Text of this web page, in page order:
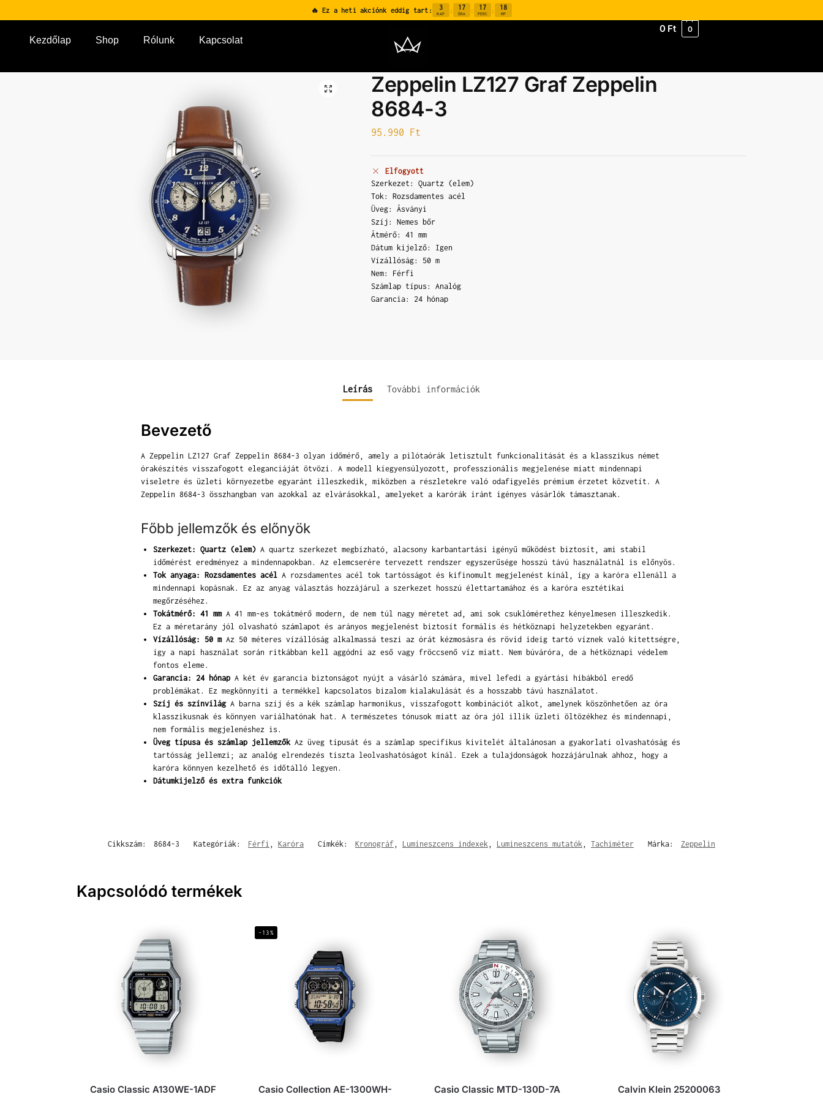
🔥 Ez a heti akciónk eddig tart: 3
NAP : 17
ÓRA : 17
PERC : 18
MP
Kezdőlap Shop Rólunk Kapcsolat
0 Ft 0
Zeppelin LZ127 Graf Zeppelin
8684-3
95.990 Ft
Elfogyott
Szerkezet: Quartz (elem)
Tok: Rozsdamentes acél
Üveg: Ásványi
Szíj: Nemes bőr
Átmérő: 41 mm
Dátum kijelző: Igen
Vízállóság: 50 m
Nem: Férfi
Számlap típus: Analóg
Garancia: 24 hónap
Leírás További információk
Bevezető
A Zeppelin LZ127 Graf Zeppelin 8684-3 olyan időmérő, amely a pilótaórák letisztult funkcionalitását és a klasszikus német
órakészítés visszafogott eleganciáját ötvözi. A modell kiegyensúlyozott, professzionális megjelenése miatt mindennapi
viseletre és üzleti környezetbe egyaránt illeszkedik, miközben a részletekre való odafigyelés prémium érzetet közvetít. A
Zeppelin 8684-3 összhangban van azokkal az elvárásokkal, amelyeket a karórák iránt igényes vásárlók támasztanak.
Főbb jellemzők és előnyök
Szerkezet: Quartz (elem)A quartz szerkezet megbízható, alacsony karbantartási igényű működést biztosít, ami stabil
időmérést eredményez a mindennapokban. Az elemcserére tervezett rendszer egyszerűsége hosszú távú használatnál is előnyös.
Tok anyaga: Rozsdamentes acélA rozsdamentes acél tok tartósságot és kifinomult megjelenést kínál, így a karóra ellenáll a
mindennapi kopásnak. Ez az anyag választás hozzájárul a szerkezet hosszú élettartamához és a karóra esztétikai
megőrzéséhez.
Tokátmérő: 41 mmA 41 mm-es tokátmérő modern, de nem túl nagy méretet ad, ami sok csuklómérethez kényelmesen illeszkedik.
Ez a méretarány jól olvasható számlapot és arányos megjelenést biztosít formális és hétköznapi helyzetekben egyaránt.
Vízállóság: 50 mAz 50 méteres vízállóság alkalmassá teszi az órát kézmosásra és rövid ideig tartó víznek való kitettségre,
így a napi használat során ritkábban kell aggódni az eső vagy fröccsenő víz miatt. Nem búváróra, de a hétköznapi védelem
fontos eleme.
Garancia: 24 hónapA két év garancia biztonságot nyújt a vásárló számára, mivel lefedi a gyártási hibákból eredő
problémákat. Ez megkönnyíti a termékkel kapcsolatos bizalom kialakulását és a hosszabb távú használatot.
Szíj és színvilágA barna szíj és a kék számlap harmonikus, visszafogott kombinációt alkot, amelynek köszönhetően az óra
klasszikusnak és könnyen variálhatónak hat. A természetes tónusok miatt az óra jól illik üzleti öltözékhez és mindennapi,
nem formális megjelenéshez is.
Üveg típusa és számlap jellemzőkAz üveg típusát és a számlap specifikus kivitelét általánosan a gyakorlati olvashatóság és
tartósság jellemzi; az analóg elrendezés tiszta leolvashatóságot kínál. Ezek a tulajdonságok hozzájárulnak ahhoz, hogy a
karóra könnyen kezelhető és időtálló legyen.
Dátumkijelző és extra funkciók
Cikkszám: 8684-3 Kategóriák: Férfi , Karóra Címkék: Kronográf, Lumineszcens indexek, Lumineszcens mutatók, Tachiméter Márka: Zeppelin
Kapcsolódó termékek
Casio Classic A130WE-1ADF
-13%
Casio Collection AE-1300WH-
Casio Classic MTD-130D-7A Calvin Klein 25200063